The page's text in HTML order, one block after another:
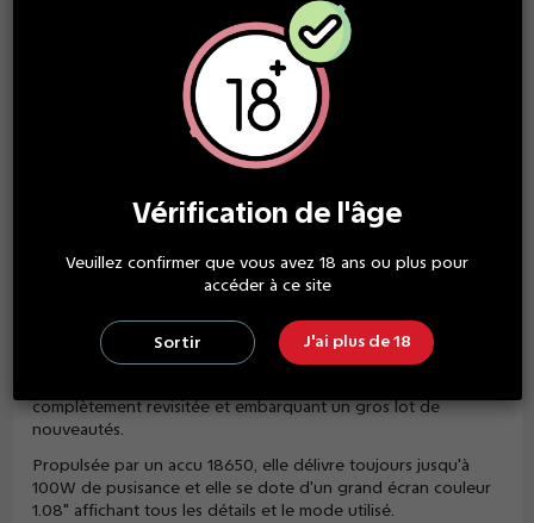
PAIEMENT SÉCURISÉ
grand choix de paiement
GARANTIE SATISFACTION
des produits de qualité
GeekVape revient sur son produit ultra populaire - Aegis Solo
complètement revisitée et embarquant un gros lot de
nouveautés.
Propulsée par un accu 18650, elle délivre toujours jusqu'à
100W de pusisance et elle se dote d'un grand écran couleur
1.08" affichant tous les détails et le mode utilisé.
Vérification de l'âge
Veuillez confirmer que vous avez 18 ans ou plus pour
accéder à ce site
Sortir J'ai plus de 18